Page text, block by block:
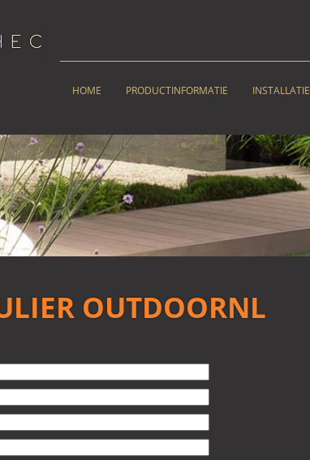
HOME PRODUCTINFORMATIE INSTALLATIE
OUTDOORNL